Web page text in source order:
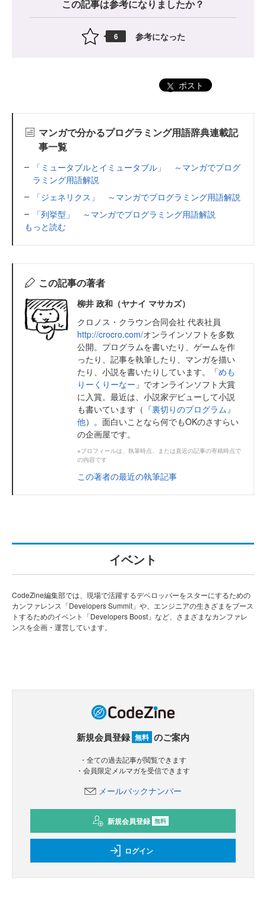
この記事は参考になりましたか？
6 参考になった
ポスト
マンガで分かるプログラミング用語辞典連載記
事一覧
「ミュータブルとイミュータブル」 ～マンガでプログ
ラミング用語解説
「ジェネリクス」 ～マンガでプログラミング用語解説
「列挙型」 ～マンガでプログラミング用語解説
もっと読む
この記事の著者
柳井 政和（ヤナイ マサカズ）
クロノス・クラウン合同会社 代表社員
http://crocro.com/オンラインソフトを多数
公開。プログラムを書いたり、ゲームを作
ったり、記事を執筆したり、マンガを描い
たり、小説を書いたりしています。「めも
りーくりーなー 」でオンラインソフト大賞
に入賞。最近は、小説家デビューして小説
も書いています（ 『裏切りのプログラム』
他）。面白いことなら何でもOKのさすらい
の企画屋です。
※プロフィールは、執筆時点、または直近の記事の寄稿時点で
の内容です
この著者の最近の執筆記事
イベント
CodeZine編集部では、現場で活躍するデベロッパーをスターにするための
カンファレンス「Developers Summit」や、エンジニアの生きざまをブース
トするためのイベント「Developers Boost」など、さまざまなカンファレ
ンスを企画・運営しています。
新規会員登録 無料